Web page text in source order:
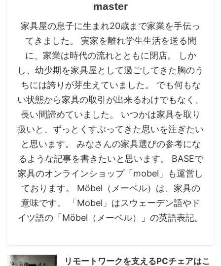
master
家具屋の息子に生まれ20歳まで家業を手伝っ
てきました。 実家を離れ学生生活を送る間
に、家業は時代の流れとともに閉店。 しか
し、幼少期を家具屋として過ごしてきた胸のう
ちには誇りが芽生えていました。 でも何もな
い状態から家具の取引が出来るわけでもなく、
長い間諦めていました。 いつかは家具を取り
扱いと、ずっとくすぶってきた思いを注ぎたい
と思います。 みなさんの家具選びの参考にな
るような記事を書きたいと思います。 BASEで
家具のオンラインショップ「mobel」も運営し
ております。 Möbel（メーベル）は、家具の
意味です。 「Mobel」はスウェーデン語やド
イツ語の「Möbel（メーベル）」の英語表記。
リモートワークを支えるPCチェアはこ